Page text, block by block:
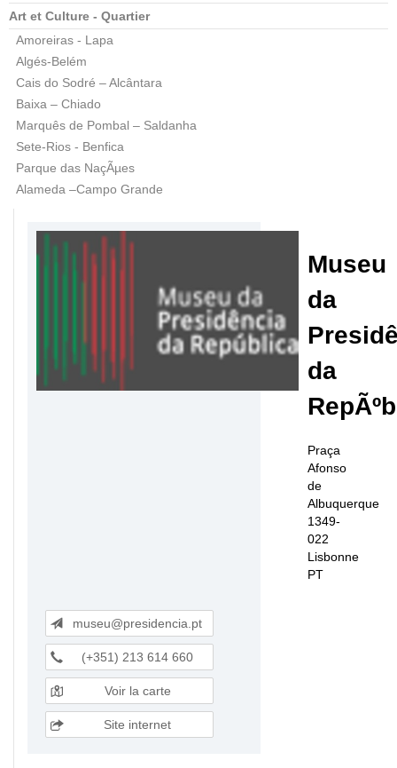
Art et Culture - Quartier
Amoreiras - Lapa
Algés-Belém
Cais do Sodré – Alcântara
Baixa – Chiado
Marquês de Pombal – Saldanha
Sete-Rios - Benfica
Parque das NaçÃµes
Alameda –Campo Grande
Museu
da
da
Praça
Afonso
de
Albuquerque
1349-
022
Lisbonne
PT
museu@presidencia.pt
(+351) 213 614 660
Voir la carte
Site internet